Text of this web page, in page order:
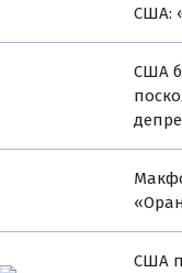
США:
США
США